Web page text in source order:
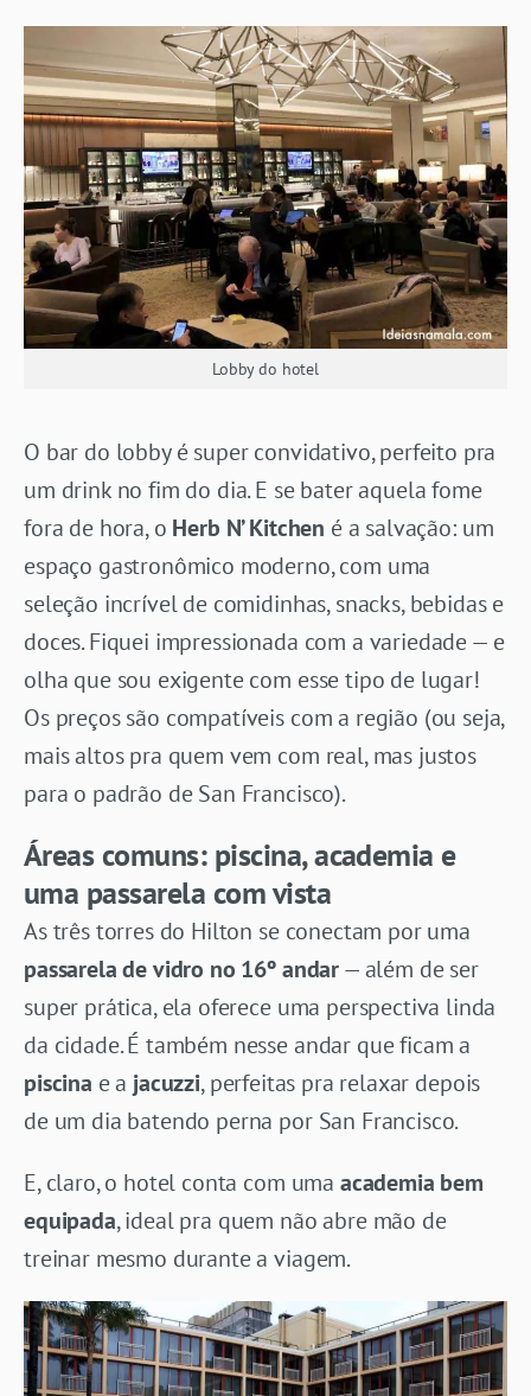
Lobby do hotel
O bar do lobby é super convidativo, perfeito pra
um drink no fim do dia. E se bater aquela fome
fora de hora, o Herb N’ Kitchen é a salvação: um
espaço gastronômico moderno, com uma
seleção incrível de comidinhas, snacks, bebidas e
doces. Fiquei impressionada com a variedade — e
olha que sou exigente com esse tipo de lugar!
Os preços são compatíveis com a região (ou seja,
mais altos pra quem vem com real, mas justos
para o padrão de San Francisco).
Áreas comuns: piscina, academia e
uma passarela com vista
As três torres do Hilton se conectam por uma
passarela de vidro no 16º andar— além de ser
super prática, ela oferece uma perspectiva linda
da cidade. É também nesse andar que ficam a
piscina e a jacuzzi, perfeitas pra relaxar depois
de um dia batendo perna por San Francisco.
E, claro, o hotel conta com uma academia bem
equipada, ideal pra quem não abre mão de
treinar mesmo durante a viagem.